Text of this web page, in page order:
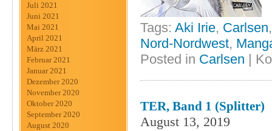
Juli 2021
Juni 2021
Mai 2021
April 2021
März 2021
Februar 2021
Januar 2021
Dezember 2020
November 2020
Oktober 2020
September 2020
August 2020
Tags: Aki Irie, Carlsen
Nord-Nordwest,
Posted in Carlsen
TER, Band 1 (Splitter)
August 13, 2019